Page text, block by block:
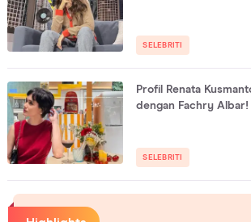
SELEBRITI
Profil Renata
dengan Fachry Albar!
SELEBRITI